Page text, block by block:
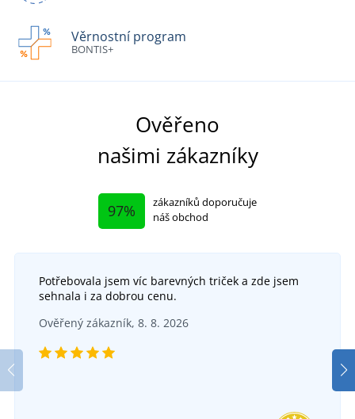
Věrnostní program
BONTIS+
Ověřeno
našimi zákazníky
97%
zákazníků doporučuje
náš obchod
Potřebovala jsem víc barevných triček a zde jsem
sehnala i za dobrou cenu.
Ověřený zákazník, 8. 8. 2026